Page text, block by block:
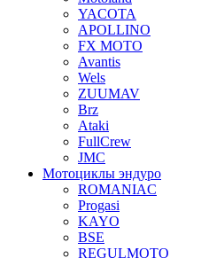
YACOTA
APOLLINO
FX MOTO
Avantis
Wels
ZUUMAV
Brz
Ataki
FullCrew
JMC
Мотоциклы эндуро
ROMANIAC
Progasi
KAYO
BSE
REGULMOTO